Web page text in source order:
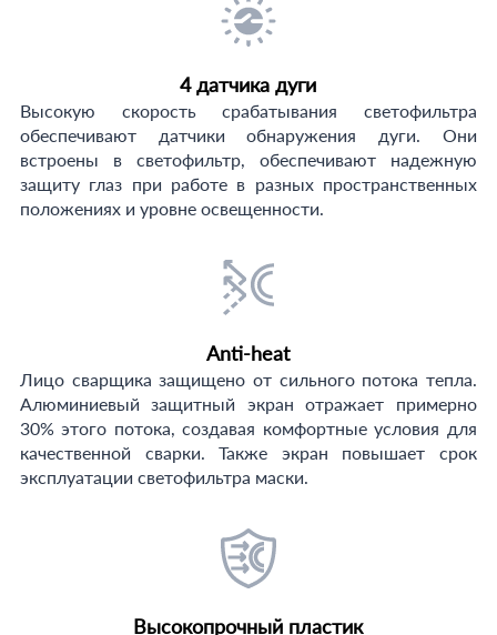
4 датчика дуги
Высокую скорость срабатывания светофильтра
обеспечивают датчики обнаружения дуги. Они
встроены в светофильтр, обеспечивают надежную
защиту глаз при работе в разных пространственных
положениях и уровне освещенности.
Anti-heat
Лицо сварщика защищено от сильного потока тепла.
Алюминиевый защитный экран отражает примерно
30% этого потока, создавая комфортные условия для
качественной сварки. Также экран повышает срок
эксплуатации светофильтра маски.
Высокопрочный пластик